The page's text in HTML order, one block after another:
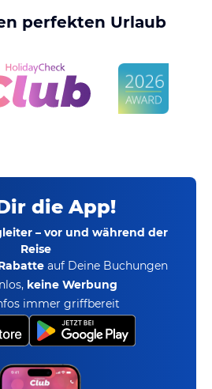
perfekten Urlaub
die App!
– vor und während der
Reise
auf Deine Buchungen
keine Werbung
immer griffbereit